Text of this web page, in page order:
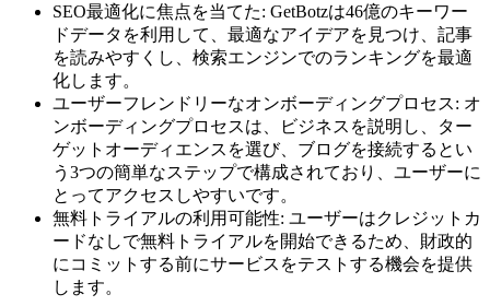
SEO最適化に焦点を当てた: GetBotzは46億のキーワー
ドデータを利用して、最適なアイデアを見つけ、記事
を読みやすくし、検索エンジンでのランキングを最適
化します。
ユーザーフレンドリーなオンボーディングプロセス: オ
ンボーディングプロセスは、ビジネスを説明し、ター
ゲットオーディエンスを選び、ブログを接続するとい
う3つの簡単なステップで構成されており、ユーザーに
とってアクセスしやすいです。
無料トライアルの利用可能性: ユーザーはクレジットカ
ードなしで無料トライアルを開始できるため、財政的
にコミットする前にサービスをテストする機会を提供
します。